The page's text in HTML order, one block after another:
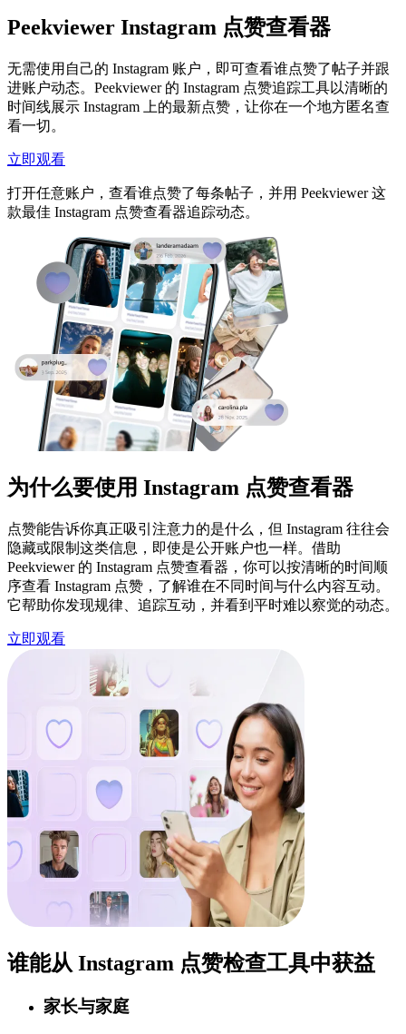
Peekviewer Instagram 点赞查看器
无需使用自己的 Instagram 账户，即可查看谁点赞了帖子并跟
进账户动态。Peekviewer 的 Instagram 点赞追踪工具以清晰的
时间线展示 Instagram 上的最新点赞，让你在一个地方匿名查
看一切。
立即观看
打开任意账户，查看谁点赞了每条帖子，并用 Peekviewer 这
款最佳 Instagram 点赞查看器追踪动态。
为什么要使用 Instagram 点赞查看器
点赞能告诉你真正吸引注意力的是什么，但 Instagram 往往会
隐藏或限制这类信息，即使是公开账户也一样。借助
Peekviewer 的 Instagram 点赞查看器，你可以按清晰的时间顺
序查看 Instagram 点赞，了解谁在不同时间与什么内容互动。
它帮助你发现规律、追踪互动，并看到平时难以察觉的动态。
立即观看
谁能从 Instagram 点赞检查工具中获益
家长与家庭